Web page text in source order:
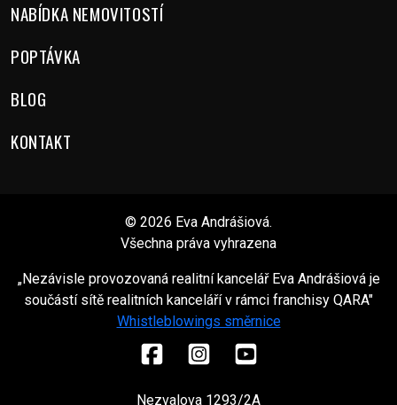
NABÍDKA NEMOVITOSTÍ
POPTÁVKA
BLOG
KONTAKT
© 2026 Eva Andrášiová.
Všechna práva vyhrazena
„Nezávisle provozovaná realitní kancelář Eva Andrášiová je
součástí sítě realitních kanceláří v rámci franchisy QARA"
Whistleblowings směrnice
Nezvalova 1293/2A